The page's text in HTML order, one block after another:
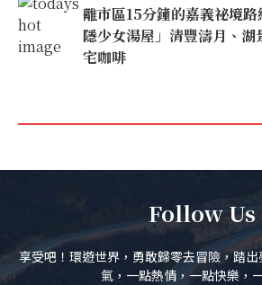
離市區15分鐘的嘉義祕境
隱少女湯屋」清豐濤月、
宅咖啡
Follow Us
享受吧！環遊世界，勇敢歸零去冒險，踏
氣，一點熱情，一點快樂，